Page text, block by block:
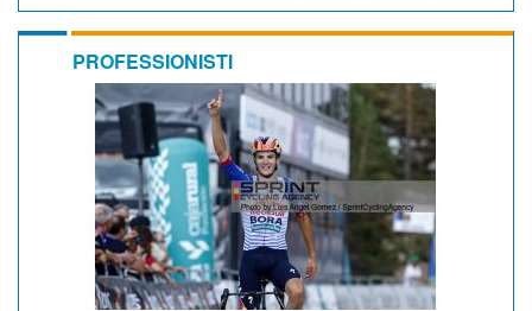
PROFESSIONISTI